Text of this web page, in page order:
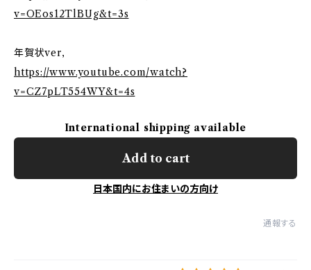
v=OEos12TlBUg&t=3s
年賀状ver,
https://www.youtube.com/watch?
v=CZ7pLT554WY&t=4s
International shipping available
Add to cart
日本国内にお住まいの方向け
通報する